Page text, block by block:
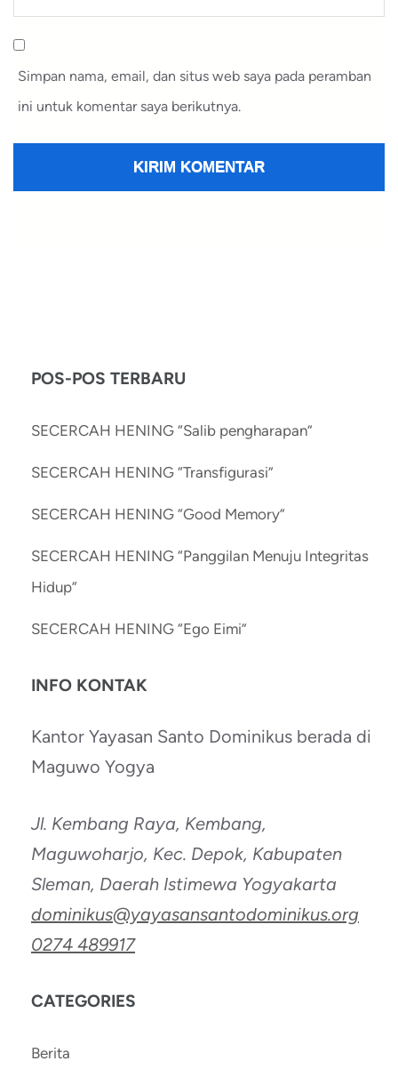
Simpan nama, email, dan situs web saya pada peramban
ini untuk komentar saya berikutnya.
POS-POS TERBARU
SECERCAH HENING “Salib pengharapan”
SECERCAH HENING “Transfigurasi”
SECERCAH HENING “Good Memory”
SECERCAH HENING “Panggilan Menuju Integritas
Hidup”
SECERCAH HENING “Ego Eimi”
INFO KONTAK
Kantor Yayasan Santo Dominikus berada di
Maguwo Yogya
Jl. Kembang Raya, Kembang,
Maguwoharjo, Kec. Depok, Kabupaten
Sleman, Daerah Istimewa Yogyakarta
dominikus@yayasansantodominikus.org
0274 489917
CATEGORIES
Berita